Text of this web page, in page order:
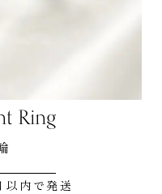
Ring
内で発送